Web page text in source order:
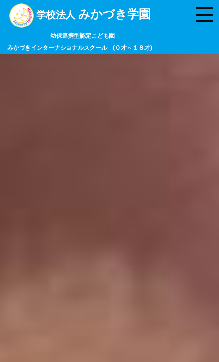
学校法人 みかづき学園
幼保連携型認定こども園
みかづきインターナショナルスクール (０才～１８才)